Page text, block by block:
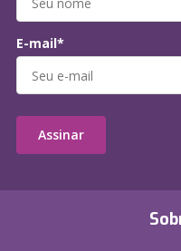
E-mail*
Assinar